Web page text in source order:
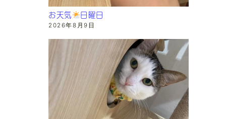
お天気 日曜日
2026年8月9日